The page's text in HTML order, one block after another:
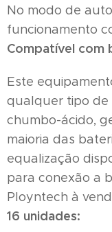
No modo de
funcionamento
Compatível com
Este
qualquer tipo de
chumbo-ácido,
maioria das
equalização
para conexão a
Ployntech à
16 unidades: